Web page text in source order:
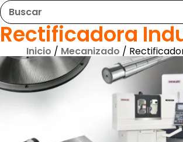
Rectificadora
Inicio / Mecanizado /